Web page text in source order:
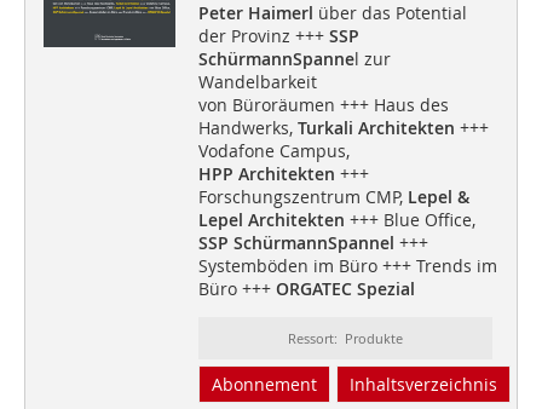
Peter Haimerl über das Potential
der Provinz +++ SSP
SchürmannSpannel zur
Wandelbarkeit
von Büroräumen +++ Haus des
Handwerks, Turkali Architekten +++
Vodafone Campus,
HPP Architekten +++
Forschungszentrum CMP,Lepel &
Lepel Architekten +++ Blue Office,
SSP SchürmannSpannel +++
Systemböden im Büro +++ Trends im
Büro +++ ORGATEC Spezial
Ressort: Produkte
Abonnement Inhaltsverzeichnis